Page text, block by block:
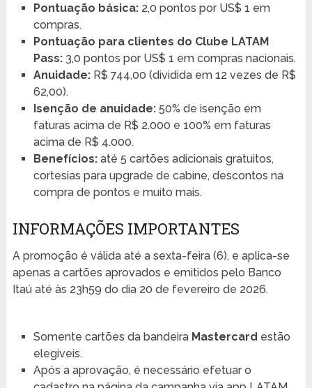
Pontuação básica:2,0 pontos por US$ 1 em
compras.
Pontuação para clientes do Clube LATAM
Pass:3,0 pontos por US$ 1 em compras nacionais.
Anuidade:R$ 744,00 (dividida em 12 vezes de R$
62,00).
Isenção de anuidade:50% de isenção em
faturas acima de R$ 2.000 e 100% em faturas
acima de R$ 4.000.
Benefícios:até 5 cartões adicionais gratuitos,
cortesias para upgrade de cabine, descontos na
compra de pontos e muito mais.
INFORMAÇÕES IMPORTANTES
A promoção é válida até a sexta-feira (6), e aplica-se
apenas a cartões aprovados e emitidos pelo Banco
Itaú até às 23h59 do dia 20 de fevereiro de 2026.
Somente cartões da bandeira Mastercard estão
elegíveis.
Após a aprovação, é necessário efetuar o